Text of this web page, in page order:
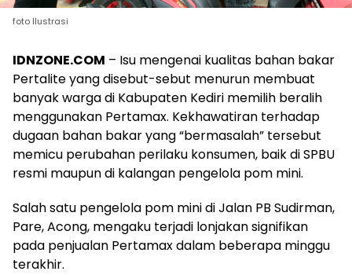
foto llustrasi
IDNZONE.COM – Isu mengenai kualitas bahan bakar
Pertalite yang disebut-sebut menurun membuat
banyak warga di Kabupaten Kediri memilih beralih
menggunakan Pertamax. Kekhawatiran terhadap
dugaan bahan bakar yang “bermasalah” tersebut
memicu perubahan perilaku konsumen, baik di SPBU
resmi maupun di kalangan pengelola pom mini.
Salah satu pengelola pom mini di Jalan PB Sudirman,
Pare, Acong, mengaku terjadi lonjakan signifikan
pada penjualan Pertamax dalam beberapa minggu
terakhir.